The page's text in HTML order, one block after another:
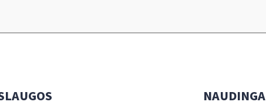
NAUDINGA